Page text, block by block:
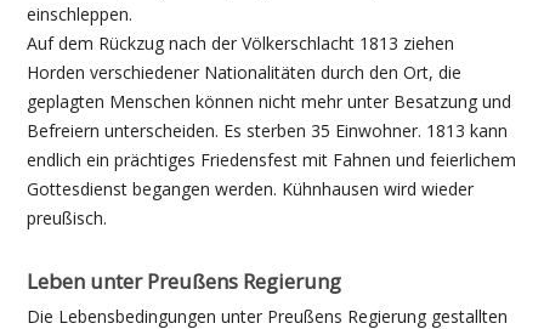
einschleppen.
Auf dem Rückzug nach der Völkerschlacht 1813 ziehen
Horden verschiedener Nationalitäten durch den Ort, die
geplagten Menschen können nicht mehr unter Besatzung und
Befreiern unterscheiden. Es sterben 35 Einwohner. 1813 kann
endlich ein prächtiges Friedensfest mit Fahnen und feierlichem
Gottesdienst begangen werden. Kühnhausen wird wieder
preußisch.
Leben unter Preußens Regierung
Die Lebensbedingungen unter Preußens Regierung gestallten